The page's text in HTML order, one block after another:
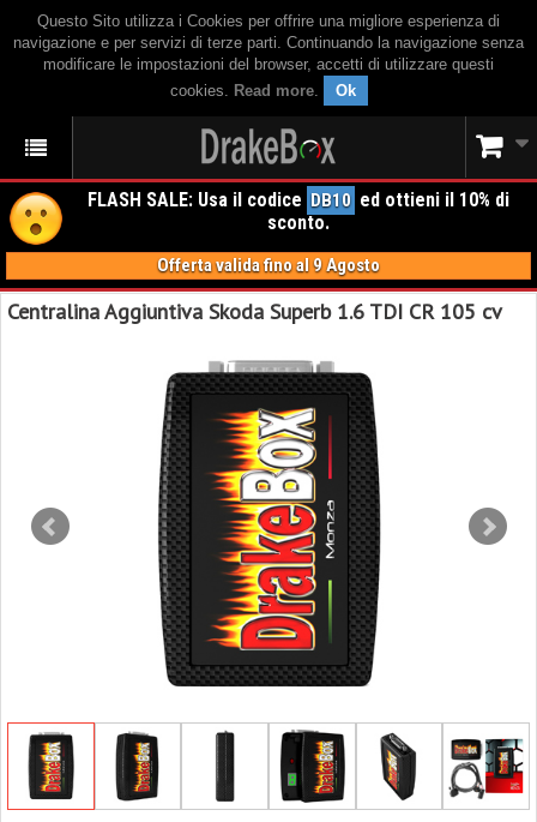
Questo Sito utilizza i Cookies per offrire una migliore esperienza di
navigazione e per servizi di terze parti. Continuando la navigazione senza
modificare le impostazioni del browser, accetti di utilizzare questi
cookies. Read more. Ok
FLASH SALE: Usa il codice DB10 ed ottieni il 10% di
sconto.
Offerta valida fino al 9 Agosto
Centralina Aggiuntiva Skoda Superb 1.6 TDI CR 105 cv